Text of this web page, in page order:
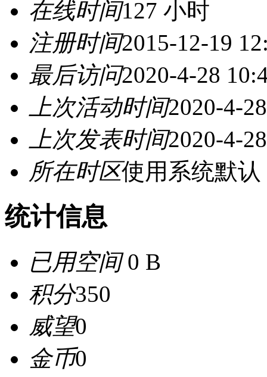
在线时间127 小时
注册时间2015-12-19
最后访问2020-4-28
上次活动时间2020-4-
上次发表时间2020-4-
所在时区使用系统默认
统计信息
已用空间0 B
积分350
威望0
金币0